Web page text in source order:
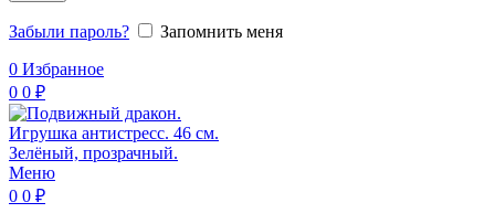
Забыли пароль?
Запомнить меня
0 Избранное
0 0 ₽
Меню
0 0 ₽